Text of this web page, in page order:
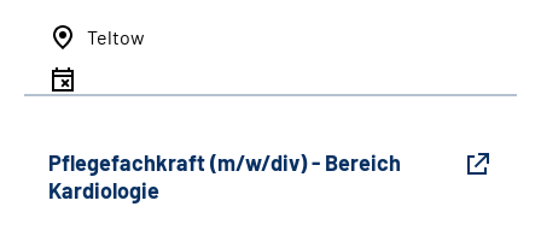
Teltow
Pflegefachkraft (m/w/div) - Bereich
Kardiologie